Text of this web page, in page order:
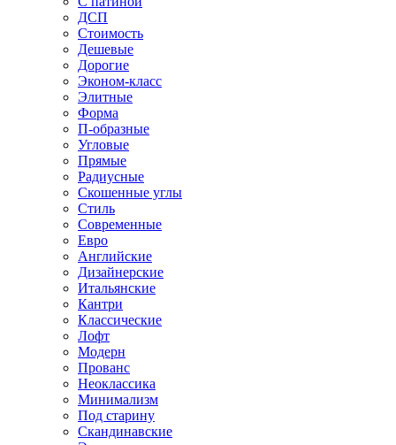
ДСП
Стоимость
Дешевые
Дорогие
Эконом-класс
Элитные
Форма
П-образные
Угловые
Прямые
Радиусные
Скошенные углы
Стиль
Современные
Евро
Английские
Дизайнерские
Итальянские
Кантри
Классические
Лофт
Модерн
Прованс
Неоклассика
Минимализм
Под старину
Скандинавские